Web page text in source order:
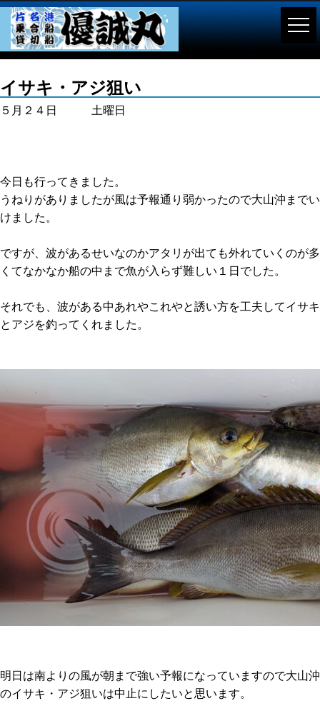
イサキ・アジ狙い
５月２４日 土曜日
今日も行ってきました。
うねりがありましたが風は予報通り弱かったので大山沖までい
けました。
ですが、波があるせいなのかアタリが出ても外れていくのが多
くてなかなか船の中まで魚が入らず難しい１日でした。
それでも、波がある中あれやこれやと誘い方を工夫してイサキ
とアジを釣ってくれました。
明日は南よりの風が朝まで強い予報になっていますので大山沖
のイサキ・アジ狙いは中止にしたいと思います。